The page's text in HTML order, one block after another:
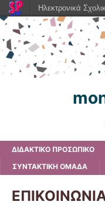
ΔΙΔΑΚΤΙΚΟ ΠΡΟΣΩΠΙΚΟ
ΣΥΝΤΑΚΤΙΚΗ ΟΜΑΔΑ
Ηλεκτρονικά